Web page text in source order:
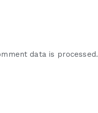
data is processed.